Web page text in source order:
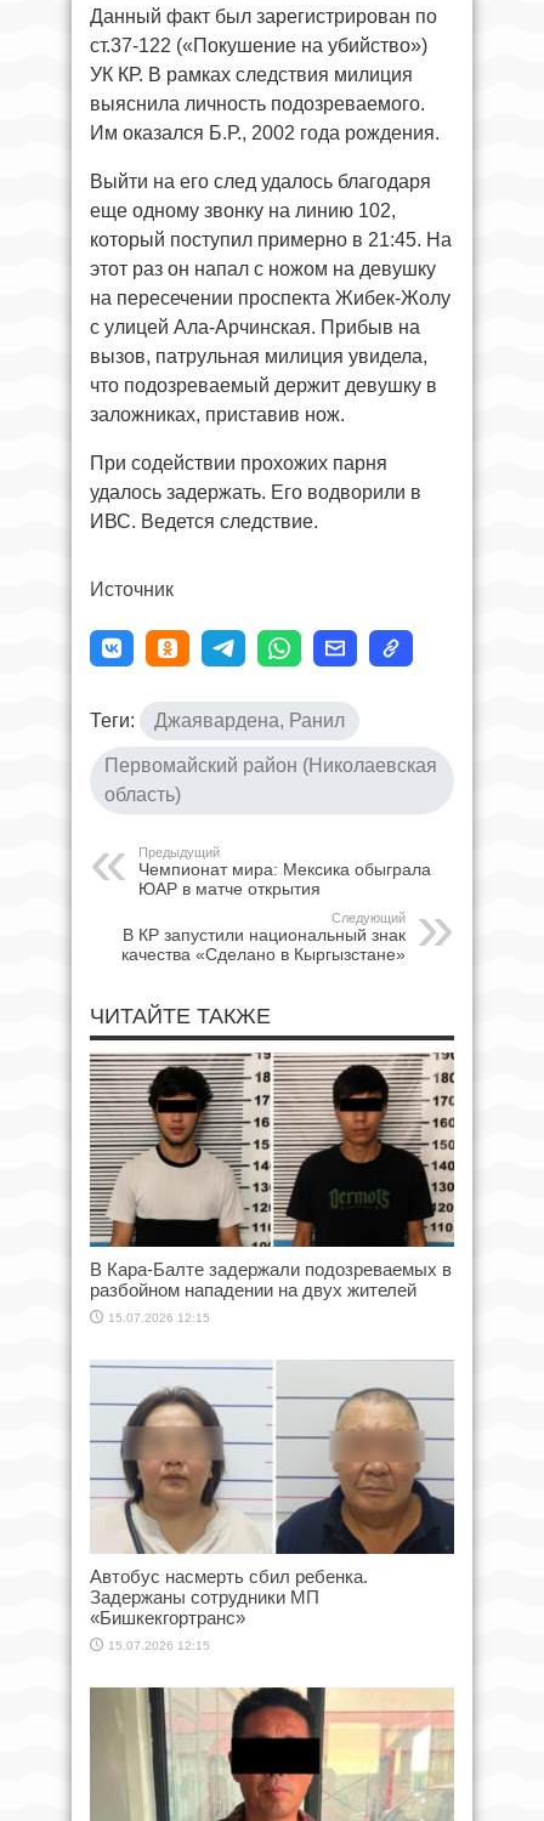
Данный факт был зарегистрирован по
ст.37-122 («Покушение на убийство»)
УК КР. В рамках следствия милиция
выяснила личность подозреваемого.
Им оказался Б.Р., 2002 года рождения.
Выйти на его след удалось благодаря
еще одному звонку на линию 102,
который поступил примерно в 21:45. На
этот раз он напал с ножом на девушку
на пересечении проспекта Жибек-Жолу
с улицей Ала-Арчинская. Прибыв на
вызов, патрульная милиция увидела,
что подозреваемый держит девушку в
заложниках, приставив нож.
При содействии прохожих парня
удалось задержать. Его водворили в
ИВС. Ведется следствие.
Источник
Теги: Джаявардена, Ранил
Первомайский район (Николаевская
область)
Предыдущий
Чемпионат мира: Мексика обыграла
ЮАР в матче открытия
Следующий
В КР запустили национальный знак
качества «Сделано в Кыргызстане»
ЧИТАЙТЕ ТАКЖЕ
В Кара-Балте задержали подозреваемых в
разбойном нападении на двух жителей
15.07.2026 12:15
Автобус насмерть сбил ребенка.
Задержаны сотрудники МП
«Бишкекгортранс»
15.07.2026 12:15